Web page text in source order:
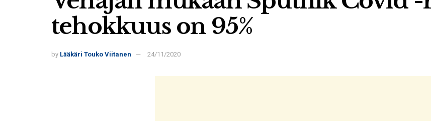
tehokkuus on 95%
by Lääkäri Touko Viitanen 24/11/2020